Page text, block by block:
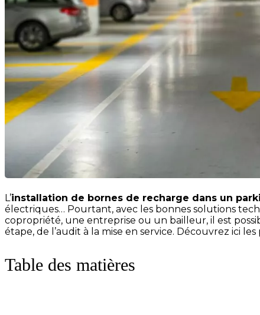
L’installation de bornes de recharge dans un
électriques… Pourtant, avec les bonnes solutions
copropriété, une entreprise ou un bailleur, il est
étape, de l’audit à la mise en service. Découvrez ici
Table des matières